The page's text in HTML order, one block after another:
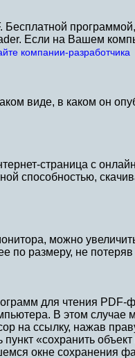
Бесплатной
Если на Вашем
компании-разработчика
виде, в каком он
страница с
способностью,
можно
по размеру, не потеряв
для чтения PDF-
В этом случае
на ссылку, нажав
«сохранить
окне сохранения